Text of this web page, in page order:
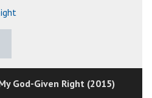
God-Given Right (2015)